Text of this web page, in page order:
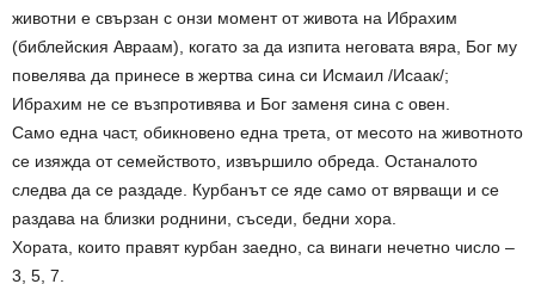
животни е свързан с онзи момент от живота на Ибрахим
(библейския Авраам), когато за да изпита неговата вяра, Бог му
повелява да принесе в жертва сина си Исмаил /Исаак/;
Ибрахим не се възпротивява и Бог заменя сина с овен.
Само една част, обикновено една трета, от месото на животното
се изяжда от семейството, извършило обреда. Останалото
следва да се раздаде. Курбанът се яде само от вярващи и се
раздава на близки роднини, съседи, бедни хора.
Хората, които правят курбан заедно, са винаги нечетно число –
3, 5, 7.